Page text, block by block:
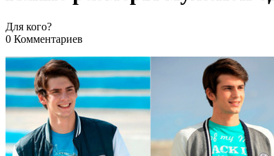
Для кого?
0 Комментариев